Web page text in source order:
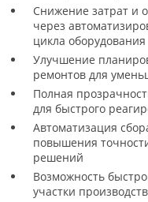
Снижение затрат и
через
цикла оборудования
Улучшение
ремонтов для
Полная
для быстрого
Автоматизация
повышения
решений
Возможность
участки